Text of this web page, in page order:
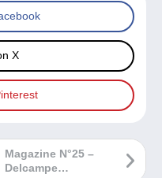
X
Magazine N°25 –
Delcampe